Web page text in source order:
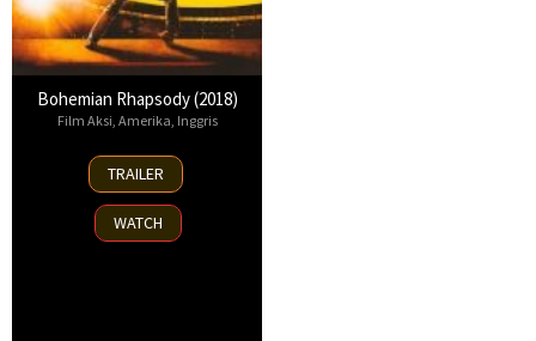
Bohemian Rhapsody (2018)
Film Aksi, Amerika, Inggris
24
Oct
2018
TRAILER
WATCH